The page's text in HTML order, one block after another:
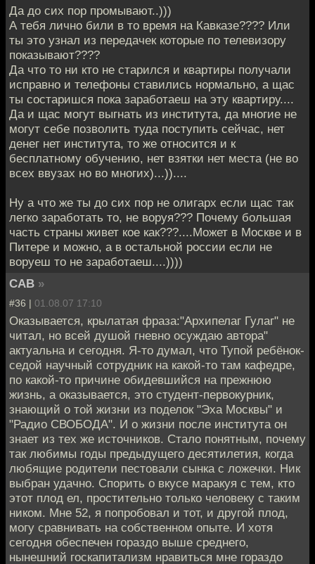
Да до сих пор промывают..)))
А тебя лично били в то время на Кавказе???? Или
ты это узнал из передачек которые по телевизору
показывают????
Да что то ни кто не старился и квартиры получали
исправно и телефоны ставились нормально, а щас
ты состаришся пока заработаеш на эту квартиру....
Да и щас могут выгнать из института, да многие не
могут себе позволить туда поступить сейчас, нет
денег нет института, то же относится и к
бесплатному обучению, нет взятки нет места (не во
всех ввузах но во многих)...))....
Ну а что же ты до сих пор не олигарх если щас так
легко заработать то, не воруя??? Почему большая
часть страны живет кое как???....Может в Москве и в
Питере и можно, а в остальной россии если не
воруеш то не заработаеш....))))
CAB »
#36 | 01.08.07 17:10
Оказывается, крылатая фраза:"Архипелаг Гулаг" не
читал, но всей душой гневно осуждаю автора"
актуальна и сегодня. Я-то думал, что Тупой ребёнок-
седой научный сотрудник на какой-то там кафедре,
по какой-то причине обидевшийся на прежнюю
жизнь, а оказывается, это студент-первокурник,
знающий о той жизни из поделок "Эха Москвы" и
"Радио СВОБОДА". И о жизни после института он
знает из тех же источников. Стало понятным, почему
так любимы годы предыдущего десятилетия, когда
любящие родители пестовали сынка с ложечки. Ник
выбран удачно. Спорить о вкусе маракуя с тем, кто
этот плод ел, простительно только человеку с таким
ником. Мне 52, я попробовал и тот, и другой плод,
могу сравнивать на собственном опыте. И хотя
сегодня обеспечен гораздо выше среднего,
нынешний госкапитализм нравиться мне гораздо